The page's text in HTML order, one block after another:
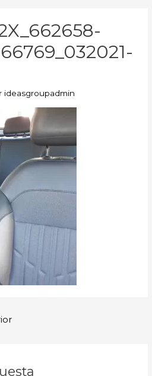
ideasgroupadmin